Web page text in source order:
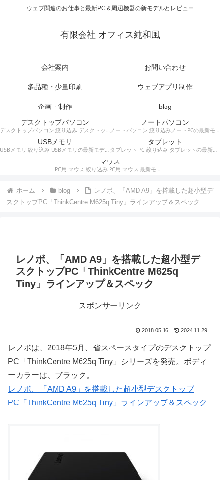
ウェブ関連のお仕事と最新PC＆周辺機器の新モデルとレビュー
有限会社 オフィス純和風
会社案内 お問い合わせ
多品種・少量印刷 ウェブアプリ制作
企画・制作
blog
デスクトップパソコン
デスクトップパソコン 絞り込み デスクトップPCの最新モデルやスペック・仕様に関する情報。
ノートパソコン
ノートパソコン 絞り込みノートPCの最新モデルやスペック・仕様に関する情報。
USBメモリ
USBメモリ 絞り込み USBメモリの最新モデルやスペック・仕様に関する情報。
タブレット
タブレット PC 絞り込み タブレットの最新モデルやスペック・仕様に関する情報。
マウス
PC用 マウス 絞り込み PC用 マウス 最新モデルやスペック・仕様に関する情報。ワイヤレスマウス、有線マウス、接続タイプなど。
ホーム blog
レノボ、「AMD A9」を搭載した超小型デ
スクトップPC「ThinkCentre M625q Tiny」ラインアップ＆スペック
レノボ、「AMD A9」を搭載した超小型デ
スクトップPC「ThinkCentre M625q
Tiny」ラインアップ＆スペック
スポンサーリンク
2018.05.16 2024.11.29
レノボは、2018年5月、省スペースタイプのデスクトップ
PC「ThinkCentre M625q Tiny」シリーズを発売。ボディ
ーカラーは、ブラック。
レノボ、「AMD A9」を搭載した超小型デスクトップ
PC「ThinkCentre M625q Tiny」ラインアップ＆スペック